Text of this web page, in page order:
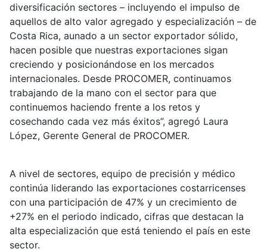
diversificación sectores – incluyendo el impulso de
aquellos de alto valor agregado y especialización – de
Costa Rica, aunado a un sector exportador sólido,
hacen posible que nuestras exportaciones sigan
creciendo y posicionándose en los mercados
internacionales. Desde PROCOMER, continuamos
trabajando de la mano con el sector para que
continuemos haciendo frente a los retos y
cosechando cada vez más éxitos”, agregó Laura
López, Gerente General de PROCOMER.
A nivel de sectores, equipo de precisión y médico
continúa liderando las exportaciones costarricenses
con una participación de 47% y un crecimiento de
+27% en el periodo indicado, cifras que destacan la
alta especialización que está teniendo el país en este
sector.